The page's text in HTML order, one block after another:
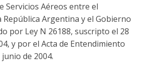
Servicios Aéreos entre el
República Argentina y el Gobierno
por Ley N 26188, suscripto el 28
y por el Acta de Entendimiento
de 2004.